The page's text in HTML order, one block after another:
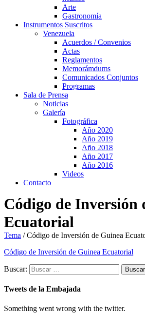
Arte
Gastronomía
Instrumentos Suscritos
Venezuela
Acuerdos / Convenios
Actas
Reglamentos
Memorámdums
Comunicados Conjuntos
Programas
Sala de Prensa
Noticias
Galería
Fotográfica
Año 2020
Año 2019
Año 2018
Año 2017
Año 2016
Videos
Contacto
Código de Inversión
Ecuatorial
Tema /Código de Inversión de Guinea
Código de Inversión de Guinea Ecuatorial
Buscar:
Tweets de la Embajada
Something went wrong with the twitter.